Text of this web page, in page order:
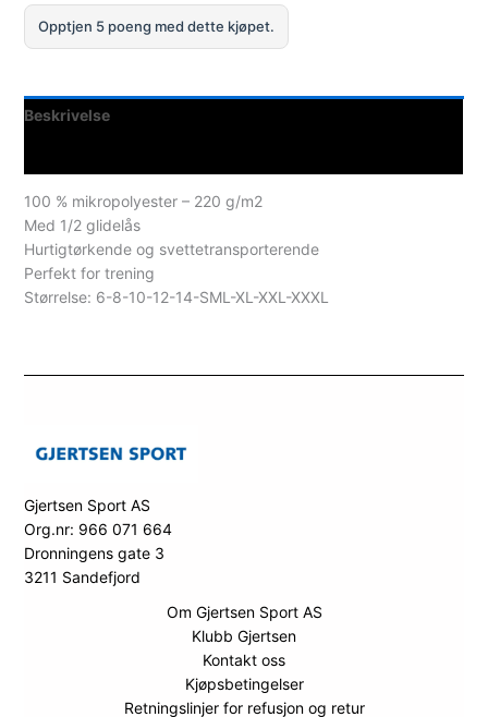
Opptjen 5 poeng med dette kjøpet.
Beskrivelse
100 % mikropolyester – 220 g/m2
Med 1/2 glidelås
Hurtigtørkende og svettetransporterende
Perfekt for trening
Størrelse: 6-8-10-12-14-SML-XL-XXL-XXXL
Gjertsen Sport AS
Org.nr: 966 071 664
Dronningens gate 3
3211 Sandefjord
Om Gjertsen Sport AS
Klubb Gjertsen
Kontakt oss
Kjøpsbetingelser
Retningslinjer for refusjon og retur